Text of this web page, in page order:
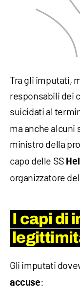
Tra gli imputati,
responsabili dei
suicidati al
ma anche alcuni
ministro della
capo delle SS
organizzatore
I capi di
Gli imputati
accuse: